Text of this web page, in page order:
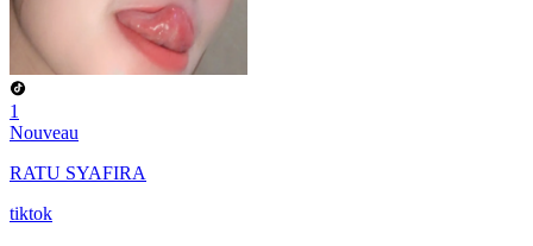
1
Nouveau
RATU SYAFIRA
tiktok